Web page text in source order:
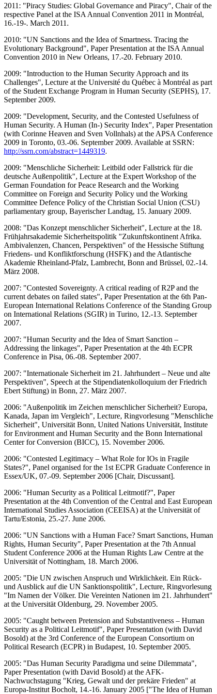
2011: "Piracy Studies: Global Governance and Piracy", Chair of the
respective Panel at the ISA Annual Convention 2011 in Montréal,
16.-19-. March 2011.
2010: "UN Sanctions and the Idea of Smartness. Tracing the
Evolutionary Background", Paper Presentation at the ISA Annual
Convention 2010 in New Orleans, 17.-20. February 2010.
2009: "Introduction to the Human Security Approach and its
Challenges", Lecture at the Université du Québec à Montréal as part
of the Student Exchange Program in Human Security (SEPHS), 17.
September 2009.
2009: "Development, Security, and the Contested Usefulness of
Human Security. A Human (In-) Security Index", Paper Presentation
(with Corinne Heaven and Sven Vollnhals) at the APSA Conference
2009 in Toronto, 03.-06. September 2009. Available at SSRN:
http://ssrn.com/abstract=1449319.
2009: "Menschliche Sicherheit: Leitbild oder Fallstrick für die
deutsche Außenpolitik", Lecture at the Expert Workshop of the
German Foundation for Peace Research and the Working
Committee on Foreign and Security Policy und the Working
Committee Defence Policy of the Christian Social Union (CSU)
parliamentary group, Bayerischer Landtag, 15. January 2009.
2008: "Das Konzept menschlicher Sicherheit", Lecture at the 18.
Frühjahrsakademie Sicherheitspolitik "Zukunftskontinent Afrika.
Ambivalenzen, Chancen, Perspektiven" of the Hessische Stiftung
Friedens- und Konfliktforschung (HSFK) and the Atlantische
Akademie Rheinland-Pfalz, Lambrecht, Bonn and Brüssel, 02.-14.
März 2008.
2007: "Contested Sovereignty. A critical reading of R2P and the
current debates on failed states", Paper Presentation at the 6th Pan-
European International Relations Conference of the Standing Group
on International Relations (SGIR) in Turino, 12.-13. September
2007.
2007: "Human Security and the Idea of Smart Sanction –
Addressing the linkages", Paper Presentation at the 4th ECPR
Conference in Pisa, 06.-08. September 2007.
2007: "Internationale Sicherheit im 21. Jahrhundert – Neue und alte
Perspektiven", Speech at the Stipendiatenkolloquium der Friedrich
Ebert Stiftung) in Bonn, 27. März 2007.
2006: "Außenpolitik im Zeichen menschlicher Sicherheit? Europa,
Kanada, Japan im Vergleich", Lecture, Ringvorlesung "Menschliche
Sicherheit", Universität Bonn, United Nations Universität, Institute
for Environment and Human Security and the Bonn International
Center for Conversion (BICC), 15. November 2006.
2006: "Contested Legitimacy – What Role for IOs in Fragile
States?", Panel organised for the 1st ECPR Graduate Conference in
Essex/UK, 07.-09. September 2006 [Chair, Discussant].
2006: "Human Security as a Political Leitmotif?", Paper
Presentation at the 4th Convention of the Central and East European
International Studies Association (CEEISA) at the Universität of
Tartu/Estonia, 25.-27. June 2006.
2006: "UN Sanctions with a Human Face? Smart Sanctions, Human
Rights, Human Security", Paper Presentation at the 7th Annual
Student Conference 2006 at the Human Rights Law Centre at the
Universität of Nottingham, 18. March 2006.
2005: "Die UN zwischen Anspruch und Wirklichkeit. Ein Rück-
und Ausblick auf die UN Sanktionspolitik", Lecture, Ringvorlesung
"Im Namen der Völker. Die Vereinten Nationen im 21. Jahrhundert"
at the Universität Oldenburg, 29. November 2005.
2005: "Caught between Pretension and Substantiveness – Human
Security as a Political Leitmotif", Paper Presentation (with David
Bosold) at the 3rd Conference of the European Consortium on
Political Research (ECPR) in Budapest, 10. September 2005.
2005: "Das Human Security Paradigma und seine Dilemmata",
Paper Presentation (with David Bosold) at the AFK-
Nachwuchstagung "Krieg, Gewalt und der prekäre Frieden" at
Europa-Institut Bocholt, 14.-16. January 2005 ["The Idea of Human